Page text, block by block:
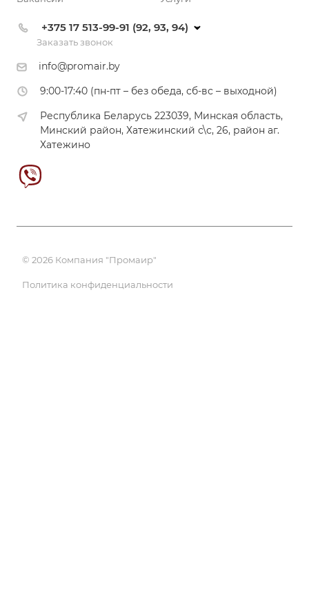
+375 17 513-99-91 (92, 93, 94)
Заказать звонок
info@promair.by
9:00-17:40 (пн-пт – без обеда, сб-вс – выходной)
Республика Беларусь 223039, Минская область,
Минский район, Хатежинский с\с, 26, район аг.
Хатежино
© 2026 Компания "Промаир"
Политика конфиденциальности